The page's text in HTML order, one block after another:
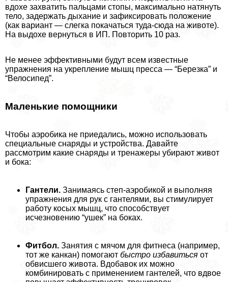
вдохе захватить пальцами стопы, максимально натянуть
тело, задержать дыхание и зафиксировать положение
(как вариант — слегка покачаться туда-сюда на животе).
На выдохе вернуться в ИП. Повторить 10 раз.
Не менее эффективными будут всем известные
упражнения на укрепление мышц пресса — “Березка” и
“Велосипед”.
Маленькие помощники
Чтобы аэробика не приедались, можно использовать
специальные снаряды и устройства. Давайте
рассмотрим какие снаряды и тренажеры убирают живот
и бока:
Гантели. Занимаясь степ-аэробикой и выполняя
упражнения для рук с гантелями, вы стимулирует
работу косых мышц, что способствует
исчезновению “ушек” на боках.
Фитбол. Занятия с мячом для фитнеса (например,
тот же канкан) помогают быстро избавиться от
обвисшего живота. Вдобавок их можно
комбинировать с применением гантелей, что вдвое